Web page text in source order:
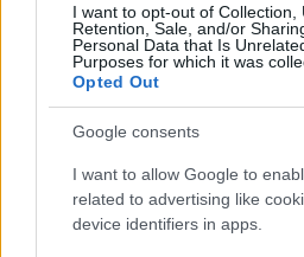
I want to opt-out of Collection,
Retention, Sale, and/or
Personal Data that Is
Purposes for which it was
Opted Out
Google consents
I want to allow Google to
related to advertising like
device identifiers in apps.
finanszírozásból
eurót kap - tájékoztatott
testület.
A brüsszeli közlemény